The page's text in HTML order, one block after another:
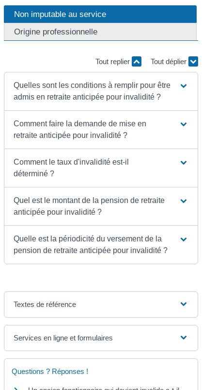
Non imputable au service
Origine professionnelle
Tout replier Tout déplier
Quelles sont les conditions à remplir pour être
admis en retraite anticipée pour invalidité ?
Comment faire la demande de mise en
retraite anticipée pour invalidité ?
Comment le taux d'invalidité est-il
déterminé ?
Quel est le montant de la pension de retraite
anticipée pour invalidité ?
Quelle est la périodicité du versement de la
pension de retraite anticipée pour invalidité ?
Textes de référence
Services en ligne et formulaires
Questions ? Réponses !